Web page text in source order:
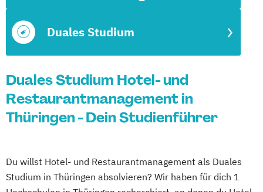
Duales Studium
Duales Studium Hotel- und
Restaurantmanagement in
Thüringen - Dein Studienführer
Du willst Hotel- und Restaurantmanagement als Duales
Studium in Thüringen absolvieren? Wir haben für dich 1